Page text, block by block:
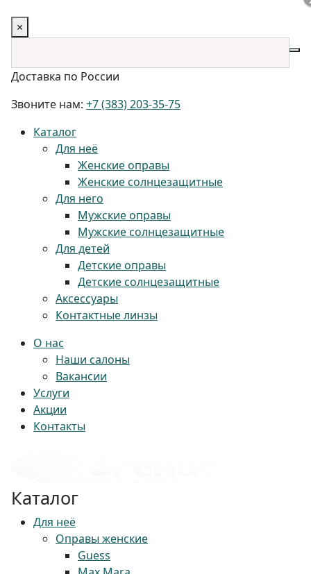
×
Доставка по России
Звоните нам: +7 (383) 203-35-75
Каталог
Для неё
Женские оправы
Женские солнцезащитные
Для него
Мужские оправы
Мужские солнцезащитные
Для детей
Детские оправы
Детские солнцезащитные
Аксессуары
Контактные линзы
О нас
Наши салоны
Вакансии
Услуги
Акции
Контакты
Каталог
Для неё
Оправы женские
Guess